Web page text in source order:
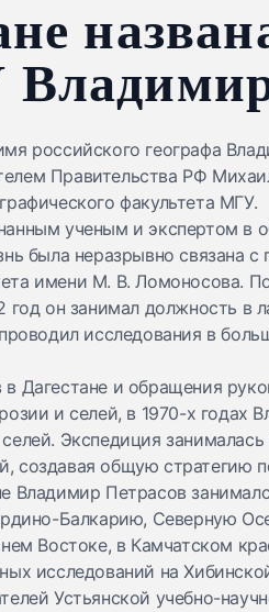
российского географа
Правительства РФ
факультета МГУ.
ученым и экспертом в
была неразрывно связана с
имени М. В. Ломоносова.
он занимал должность в
исследования в
Дагестане и обращения
и селей, в 1970-х годах
Экспедиция
создавая общую стратегию
Владимир Петрасов
Балкарию, Северную
Востоке, в Камчатском
исследований на
Устьянской учебно-